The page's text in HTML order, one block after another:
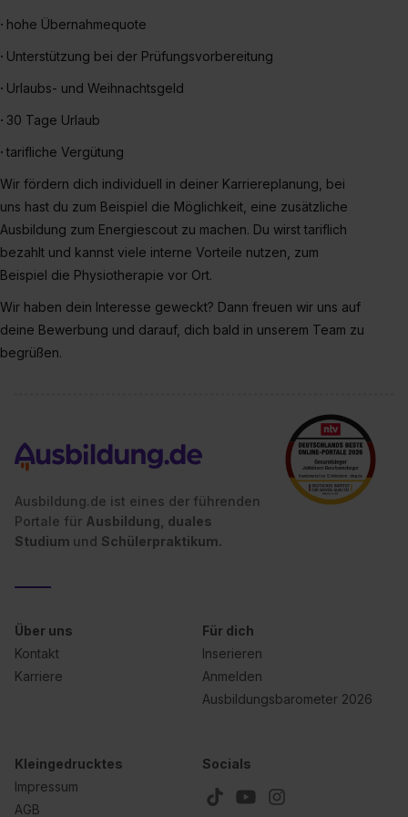
Eine Erlaubnis hierfür kannst du auch später noch im
bestimmte Verwendungszwecke zulassen, triff deine
Auswahl über die Checkboxen und klick auf „Auswahl
der Kategorien „Präferenzen“, „Statistiken“ und „Social
Media und Marketing“ umfasst hierbei die Einwilligung
S. 1 lit. a) DS-GVO). Die USA verfügen über kein
angemessenes Datenschutzniveau (EuGH – Schrems
II). Du kannst die von dir erteilte Einwilligung jederzeit mit
Wirkung für die Zukunft ganz oder teilweise über unsere
Datenschutzerklärung unter dem Punkt „Datenschutz-
Einstellungen“ widerrufen. Weitere Informationen zu den
einzelnen Cookies findest du durch Klick auf „Details
zeigen“. Weitere Informationen:
· hohe Übernahmequote
· Unterstützung bei der Prüfungsvorbereitung
· Urlaubs- und Weihnachtsgeld
· 30 Tage Urlaub
· tarifliche Vergütung
Wir fördern dich individuell in deiner Karriereplanung, bei
uns hast du zum Beispiel die Möglichkeit, eine zusätzliche
Ausbildung zum Energiescout zu machen. Du wirst tariflich
bezahlt und kannst viele interne Vorteile nutzen, zum
Beispiel die Physiotherapie vor Ort.
Wir haben dein Interesse geweckt? Dann freuen wir uns auf
deine Bewerbung und darauf, dich bald in unserem Team zu
begrüßen.
Ausbildung.de ist eines der führenden
Portale für Ausbildung, duales
Studium und Schülerpraktikum.
Über uns
Kontakt
Karriere
Für dich
Inserieren
Anmelden
Ausbildungsbarometer 2026
Kleingedrucktes
Impressum
AGB
Socials